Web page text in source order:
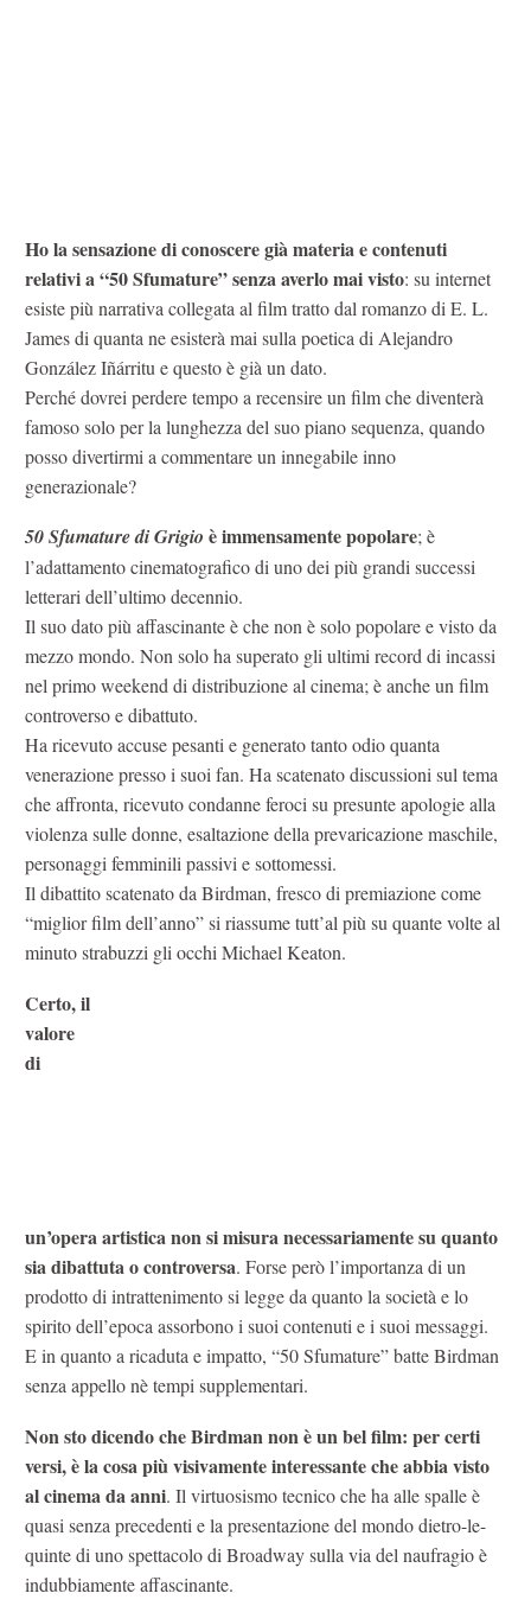
Ho la sensazione di conoscere già materia e contenuti
relativi a “50 Sfumature” senza averlo mai visto: su internet
esiste più narrativa collegata al film tratto dal romanzo di E. L.
James di quanta ne esisterà mai sulla poetica di Alejandro
González Iñárritu e questo è già un dato.
Perché dovrei perdere tempo a recensire un film che diventerà
famoso solo per la lunghezza del suo piano sequenza, quando
posso divertirmi a commentare un innegabile inno
generazionale?
50 Sfumature di Grigio è immensamente popolare; è
l’adattamento cinematografico di uno dei più grandi successi
letterari dell’ultimo decennio.
Il suo dato più affascinante è che non è solo popolare e visto da
mezzo mondo. Non solo ha superato gli ultimi record di incassi
nel primo weekend di distribuzione al cinema; è anche un film
controverso e dibattuto.
Ha ricevuto accuse pesanti e generato tanto odio quanta
venerazione presso i suoi fan. Ha scatenato discussioni sul tema
che affronta, ricevuto condanne feroci su presunte apologie alla
violenza sulle donne, esaltazione della prevaricazione maschile,
personaggi femminili passivi e sottomessi.
Il dibattito scatenato da Birdman, fresco di premiazione come
“miglior film dell’anno” si riassume tutt’al più su quante volte al
minuto strabuzzi gli occhi Michael Keaton.
Certo, il
valore
di
un’opera artistica non si misura necessariamente su quanto
sia dibattuta o controversa. Forse però l’importanza di un
prodotto di intrattenimento si legge da quanto la società e lo
spirito dell’epoca assorbono i suoi contenuti e i suoi messaggi.
E in quanto a ricaduta e impatto, “50 Sfumature” batte Birdman
senza appello nè tempi supplementari.
Non sto dicendo che Birdman non è un bel film: per certi
versi, è la cosa più visivamente interessante che abbia visto
al cinema da anni. Il virtuosismo tecnico che ha alle spalle è
quasi senza precedenti e la presentazione del mondo dietro-le-
quinte di uno spettacolo di Broadway sulla via del naufragio è
indubbiamente affascinante.